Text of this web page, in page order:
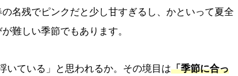
名残でピンクだと少し甘すぎるし、かといって夏全
難しい季節でもあります。
いている」と思われるか。その境目は「季節に合っ